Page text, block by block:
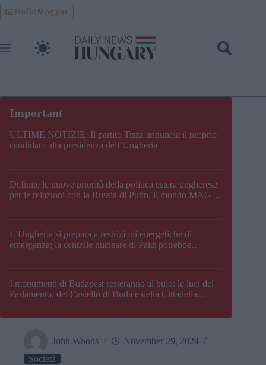
Skip
to
content
HelloMagyar
ULTIME NOTIZIE: Il partito Tisza annuncia il proprio
candidato alla presidenza dell’Ungheria
Definite le nuove priorità della politica estera ungherese
per le relazioni con la Russia di Putin, il mondo MAGA,
L’Ungheria si prepara a restrizioni energetiche di
emergenza; la centrale nucleare di Paks potrebbe
I monumenti di Budapest resteranno al buio: le luci del
Parlamento, del Castello di Buda e della Cittadella
John Woods
November 29, 2024
Società